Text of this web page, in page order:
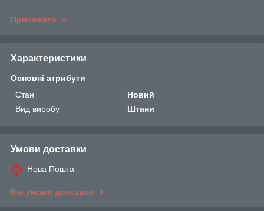
Приховати
Характеристики
Основні атрибути
Стан
Новий
Вид виробу
Штани
Умови доставки
Нова Пошта
Всі умови доставки